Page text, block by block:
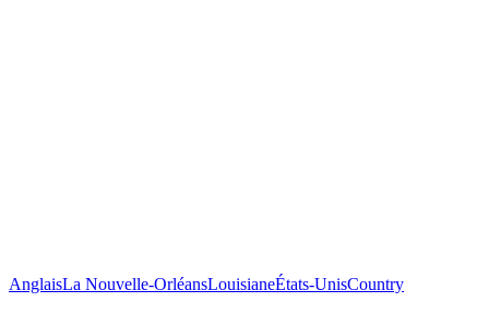
AnglaisLa Nouvelle-OrléansLouisianeÉtats-UnisCountry